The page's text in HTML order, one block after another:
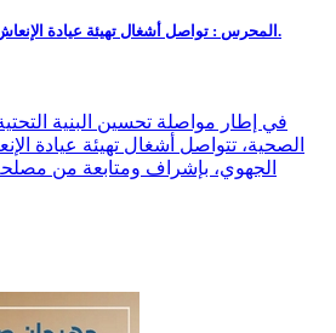
المحرس : تواصل أشغال تهيئة عيادة الإنعاش والتخدير بالمستشفى الجهوي.
في إطار مواصلة تحسين البنية
الصحية، تتواصل أشغال تهيئة عيادة
الجهوي، بإشراف ومتابعة من مصلحة